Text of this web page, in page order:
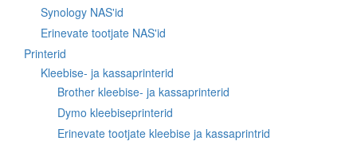
Synology NAS'id
Erinevate tootjate NAS'id
Printerid
Kleebise- ja kassaprinterid
Brother kleebise- ja kassaprinterid
Dymo kleebiseprinterid
Erinevate tootjate kleebise ja kassaprintrid